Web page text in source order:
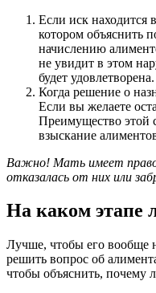
Если иск находится
котором объяснить
начислению
не увидит в этом
будет удовлетворена.
Когда решение о
Если вы желаете
Преимущество этой
взыскание
Важно! Мать имеет право
отказалась от них или
На каком этапе
Лучше, чтобы его вообще
решить вопрос об
чтобы объяснить, почему